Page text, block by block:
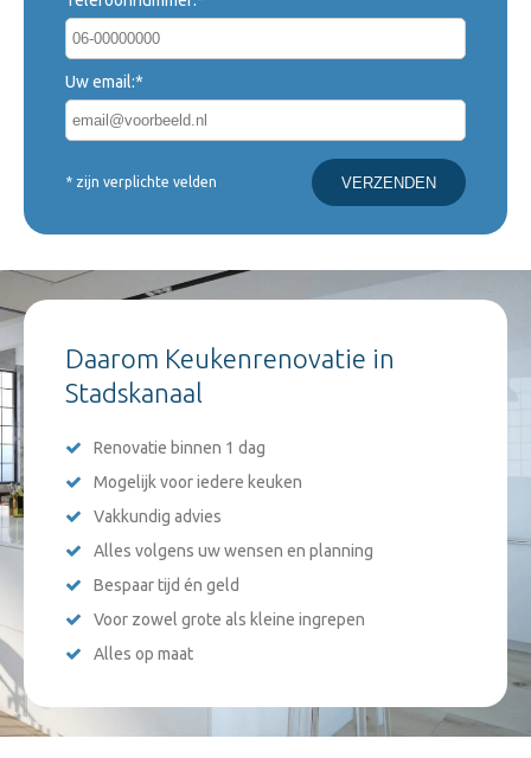
Uw email:*
* zijn verplichte velden
Daarom Keukenrenovatie in
Stadskanaal
Renovatie binnen 1 dag
Mogelijk voor iedere keuken
Vakkundig advies
Alles volgens uw wensen en planning
Bespaar tijd én geld
Voor zowel grote als kleine ingrepen
Alles op maat